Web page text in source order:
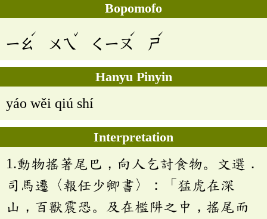
Bopomofo
ㄧㄠ
ˊ
ㄨㄟ
ˇ
ㄑㄧㄡ
ˊ
ㄕ
ˊ
Hanyu Pinyin
yáo wěi qiú shí
Interpretation
1.動物搖著尾巴，向人乞討食物。文選．
司馬遷〈報任少卿書〉：「猛虎在深
山，百獸震恐。及在檻阱之中，搖尾而